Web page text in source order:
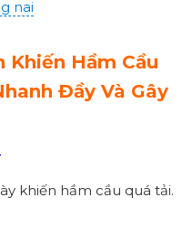
nai
Khiến Hầm Cầu
Đầy Và Gây
khiến hầm cầu quá tải.